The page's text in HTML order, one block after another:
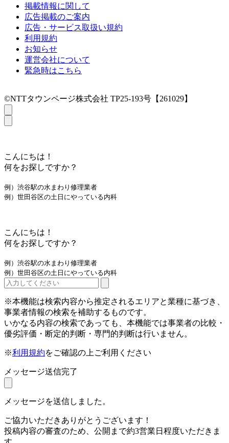
掲載情報に関して
広告掲載のご案内
広告・サービス取扱い規約
利用規約
お知らせ
運営会社について
緊急時はこちら
©NTTタウンページ株式会社 TP25-193号【261029】
こんにちは！
何をお探しですか？
例）渋谷駅の水まわり修理業者
例）世田谷区の土日にやっている内科
こんにちは！
何をお探しですか？
例）渋谷駅の水まわり修理業者
例）世田谷区の土日にやっている内科
※本機能は検索内容から推定されるエリアと業種に基づき、
事業者情報の検索を補助するものです。
いかなる内容の検索であっても、本機能では事業者の比較・
優劣評価・断定的判断・専門的判断は行いません。
※利用規約をご確認の上ご利用ください
メッセージ送信完了
メッセージを送信しました。
ご協力いただきありがとうございます！
投稿内容の審査のため、公開まで約3営業日程度いただきま